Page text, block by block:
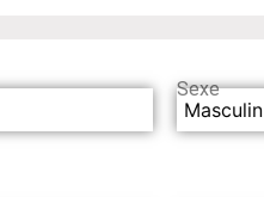
Sexe
Masculin